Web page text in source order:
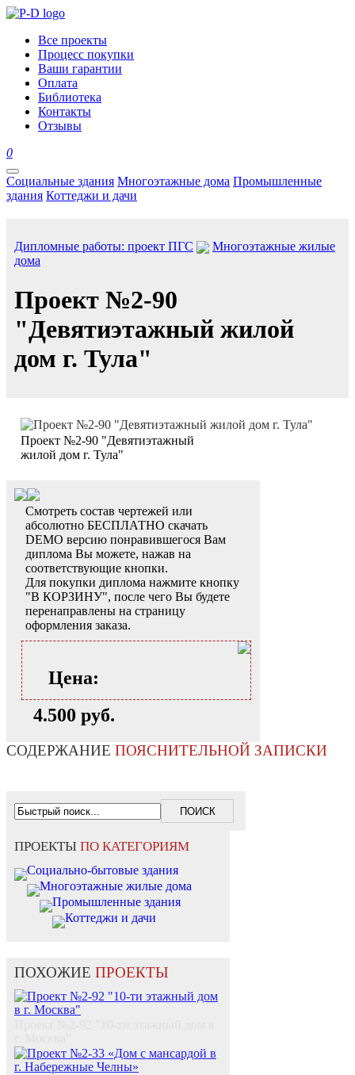
Все проекты
Процесс покупки
Ваши гарантии
Оплата
Библиотека
Контакты
Отзывы
0
Социальные здания Многоэтажные дома Промышленные
здания Коттеджи и дачи
Дипломные работы: проект ПГС
Многоэтажные жилые
дома
Проект №2-90
"Девятиэтажный жилой
дом г. Тула"
Проект №2-90 "Девятиэтажный
жилой дом г. Тула"
Смотреть состав чертежей или
абсолютно БЕСПЛАТНО скачать
DEMO версию понравившегося Вам
диплома Вы можете, нажав на
соответствующие кнопки.
Для покупки диплома нажмите кнопку
"В КОРЗИНУ", после чего Вы будете
перенаправлены на страницу
оформления заказа.
Цена:
4.500 руб.
СОДЕРЖАНИЕ ПОЯСНИТЕЛЬНОЙ ЗАПИСКИ
ПРОЕКТЫ ПО КАТЕГОРИЯМ
Социально-бытовые здания
Многоэтажные жилые дома
Промышленные здания
Коттеджи и дачи
ПОХОЖИЕ ПРОЕКТЫ